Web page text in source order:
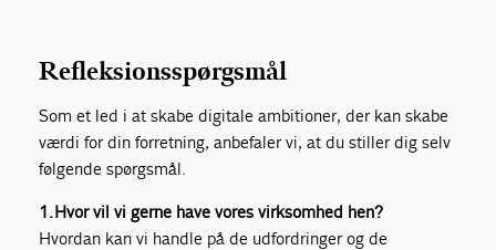
Refleksionsspørgsmål
Som et led i at skabe digitale ambitioner, der kan skabe
værdi for din forretning, anbefaler vi, at du stiller dig selv
følgende spørgsmål.
1. Hvor vil vi gerne have vores virksomhed hen?
Hvordan kan vi handle på de udfordringer og de